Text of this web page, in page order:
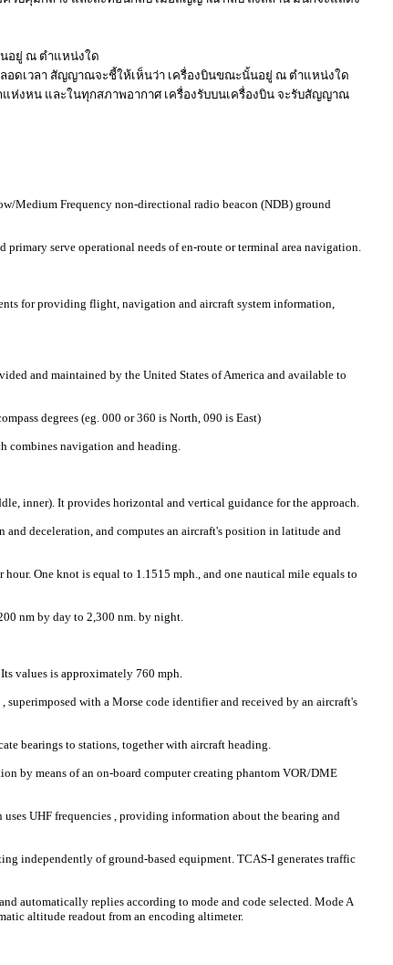
อยู่ ณ ตำแหน่งใด
อดเวลา สัญญาณจะชี้ให้เห็นว่า เครื่องบินขณะนั้นอยู่ ณ ตำแหน่งใด
แห่งหน และในทุกสภาพอากาศ เครื่องรับบนเครื่องบิน จะรับสัญญาณ
Medium Frequency non-directional radio beacon (NDB) ground
serve operational needs of en-route or terminal area navigation.
for providing flight, navigation and aircraft system information,
and maintained by the United States of America and available to
degrees (eg. 000 or 360 is North, 090 is East)
combines navigation and heading.
inner). It provides horizontal and vertical guidance for the approach.
deceleration, and computes an aircraft's position in latitude and
One knot is equal to 1.1515 mph., and one nautical mile equals to
nm by day to 2,300 nm. by night.
values is approximately 760 mph.
with a Morse code identifier and received by an aircraft's
bearings to stations, together with aircraft heading.
by means of an on-board computer creating phantom VOR/DME
UHF frequencies , providing information about the bearing and
independently of ground-based equipment. TCAS-I generates traffic
automatically replies according to mode and code selected. Mode A
altitude readout from an encoding altimeter.